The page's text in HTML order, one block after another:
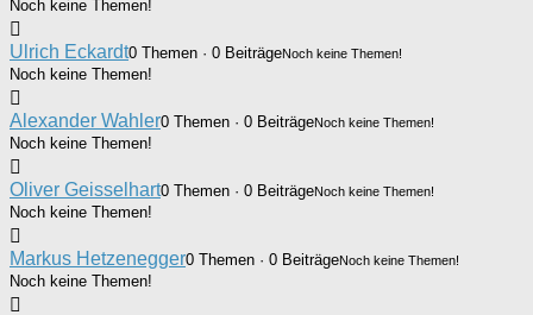
Noch keine Themen!
Ulrich Eckardt0 Themen · 0 BeiträgeNoch keine Themen!
Noch keine Themen!
Alexander Wahler0 Themen · 0 BeiträgeNoch keine Themen!
Noch keine Themen!
Oliver Geisselhart0 Themen · 0 BeiträgeNoch keine Themen!
Noch keine Themen!
Markus Hetzenegger0 Themen · 0 BeiträgeNoch keine Themen!
Noch keine Themen!